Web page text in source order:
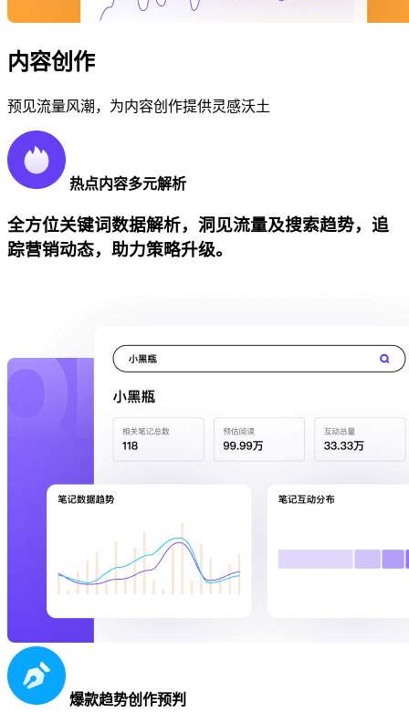
内容创作
预见流量风潮，为内容创作提供灵感沃土
热点内容多元解析
全方位关键词数据解析，洞见流量及搜索趋势，追
踪营销动态，助力策略升级。
爆款趋势创作预判